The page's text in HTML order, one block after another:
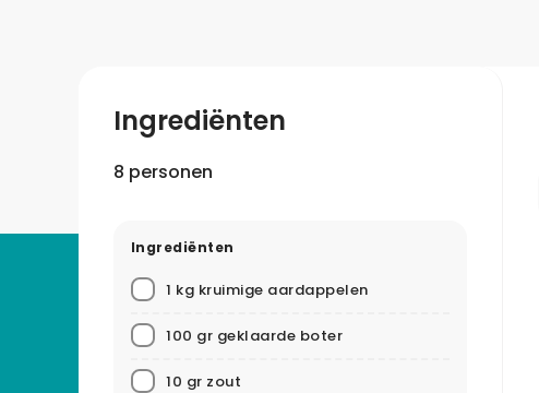
Ingrediënten
8 personen
Ingrediënten
1 kg kruimige aardappelen
100 gr geklaarde boter
10 gr zout